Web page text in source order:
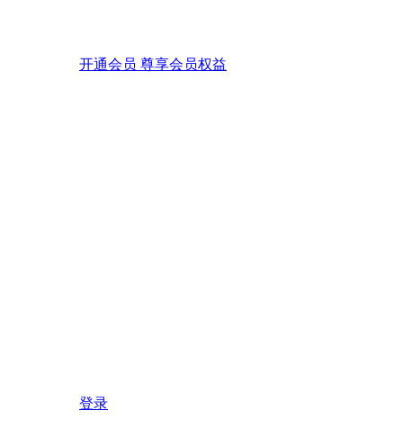
开通会员 尊享会员权益
登录